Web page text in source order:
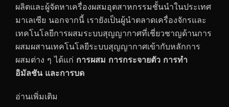
ผลิตและผู้จัดหาเครื่องผสมอุตสาหกรรมชั้นนำในประเทศ
มาเลเซีย นอกจากนี้ เรายังเป็นผู้นำตลาดเครื่องจักรและ
เทคโนโลยีการผสมระบบสุญญากาศที่เชี่ยวชาญด้านการ
ผสมผสานเทคโนโลยีระบบสุญญากาศเข้ากับหลักการ
ผสมต่าง ๆ ได้แก่ การผสม การกระจายตัว การทำ
อิมัลชัน และการบด
อ่านเพิ่มเติม